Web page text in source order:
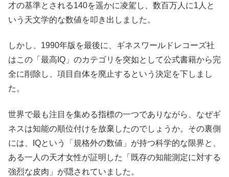
才の基準とされる140を遥かに凌駕し、数百万人に1人と
いう天文学的な数値を叩き出しました。
しかし、1990年版を最後に、ギネスワールドレコーズ社
はこの「最高IQ」のカテゴリを突如として公式書籍から完
全に削除し、項目自体を廃止するという決定を下しまし
た。
世界で最も注目を集める指標の一つでありながら、なぜギ
ネスは知能の順位付けを放棄したのでしょうか。その裏側
には、IQという「規格外の数値」が持つ科学的な限界と、
ある一人の天才女性が証明した「既存の知能測定に対する
強烈な皮肉」が隠されていました。